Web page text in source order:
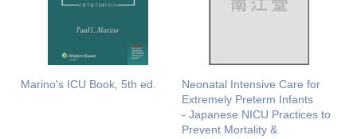
Marino's ICU Book, 5th ed.
Neonatal Intensive Care for
Extremely Preterm Infants
- Japanese NICU Practices to
Prevent Mortality &